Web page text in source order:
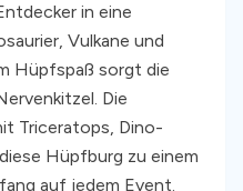
in eine
Vulkane und
Hüpfspaß sorgt die
Die
Triceratops, Dino-
Hüpfburg zu einem
auf jedem Event.